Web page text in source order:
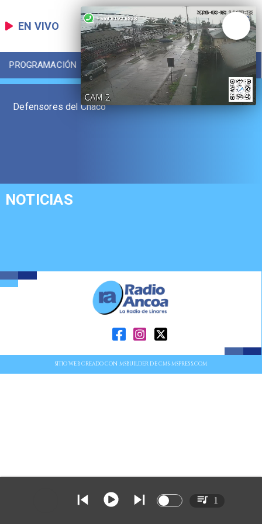
EN VIVO
PROGRAMACIÓN LOCAL DEPORTES
Defensores del Chaco
NOTICIAS
SITIO WEB CREADO CON MSBUILDER DE CMS-MSPRESS.COM
1